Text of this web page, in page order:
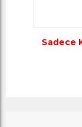
Sadece